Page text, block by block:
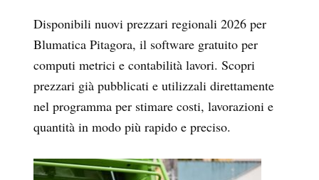
Disponibili nuovi prezzari regionali 2026 per
Blumatica Pitagora, il software gratuito per
computi metrici e contabilità lavori. Scopri
prezzari già pubblicati e utilizzali direttamente
nel programma per stimare costi, lavorazioni e
quantità in modo più rapido e preciso.